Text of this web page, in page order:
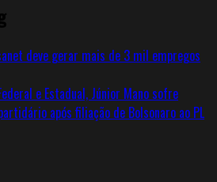
deve gerar mais de 3 mil empregos
e Estadual, Júnior Mano sofre
após filiação de Bolsonaro ao PL